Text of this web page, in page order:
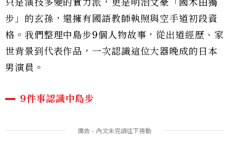
只是演技多變的實力派，更是明治文豪「國木田獨
步」的玄孫，還擁有國語教師執照與空手道初段資
格。我們整理中島步9個人物故事，從出道經歷、家
世背景到代表作品，一次認識這位大器晚成的日本
男演員。
9件事認識中島步